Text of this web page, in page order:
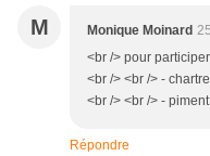
M Monique Moinard
<br /> pour
<br /> <br /> -
<br /> <br /> -
Répondre